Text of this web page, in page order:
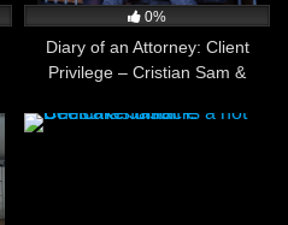
0%
Diary of an Attorney: Client
Privilege – Cristian Sam &